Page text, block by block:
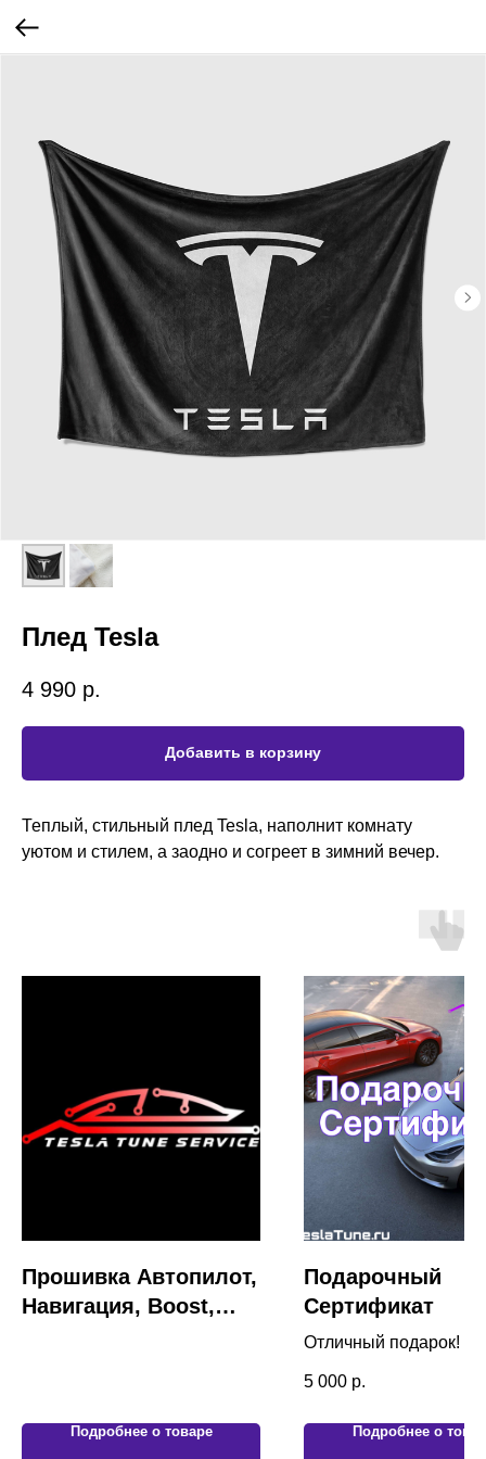
Плед Tesla
4 990 р.
Добавить в корзину
Теплый, стильный плед Tesla, наполнит комнату
уютом и стилем, а заодно и согреет в зимний вечер.
Прошивка Автопилот,
Навигация, Boost,
Подробнее о товаре
Подарочный
Сертификат
Отличный подарок!
5 000 р.
Подробнее о